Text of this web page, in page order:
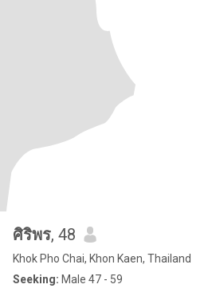
ศิริพร, 48
Khok Pho Chai, Khon Kaen, Thailand
Seeking: Male 47 - 59